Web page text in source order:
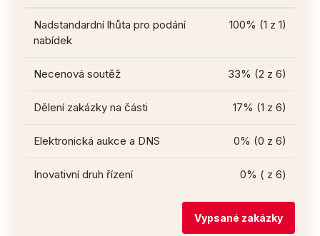
Nadstandardní lhůta pro podání
nabídek
100% (1 z 1)
Necenová soutěž 33% (2 z 6)
Dělení zakázky na části 17% (1 z 6)
Elektronická aukce a DNS 0% (0 z 6)
Inovativní druh řízení 0% ( z 6)
Vypsané zakázky